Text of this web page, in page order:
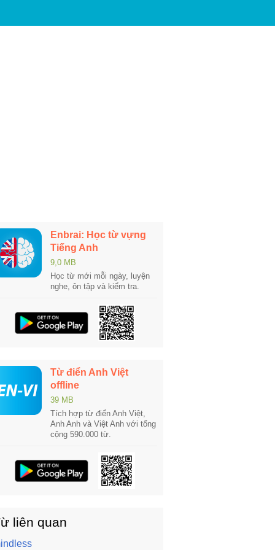
Enbrai: Học từ vựng
Tiếng Anh
9,0 MB
Học từ mới mỗi ngày, luyện
nghe, ôn tập và kiểm tra.
Từ điển Anh Việt
offline
39 MB
Tích hợp từ điển Anh Việt,
Anh Anh và Việt Anh với tổng
cộng 590.000 từ.
liên quan